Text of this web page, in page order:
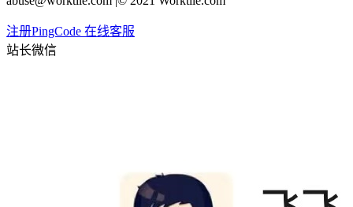
注册PingCode 在线客服
站长微信